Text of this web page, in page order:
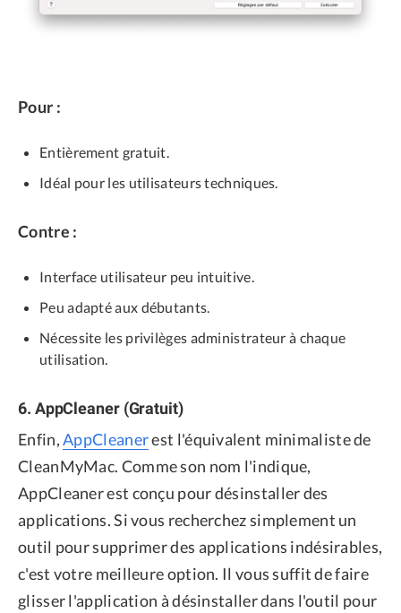
Pour :
Entièrement gratuit.
Idéal pour les utilisateurs techniques.
Contre :
Interface utilisateur peu intuitive.
Peu adapté aux débutants.
Nécessite les privilèges administrateur à chaque
utilisation.
6. AppCleaner (Gratuit)
Enfin,AppCleanerest l'équivalent minimaliste de
CleanMyMac. Comme son nom l'indique,
AppCleaner est conçu pour désinstaller des
applications. Si vous recherchez simplement un
outil pour supprimer des applications indésirables,
c'est votre meilleure option. Il vous suffit de faire
glisser l'application à désinstaller dans l'outil pour